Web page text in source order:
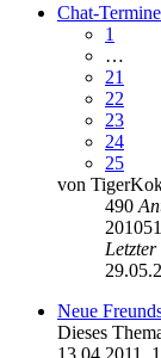
Chat-Termine
1
…
21
22
23
24
25
von
490
201051
Neue
Dieses
13.04.2011,